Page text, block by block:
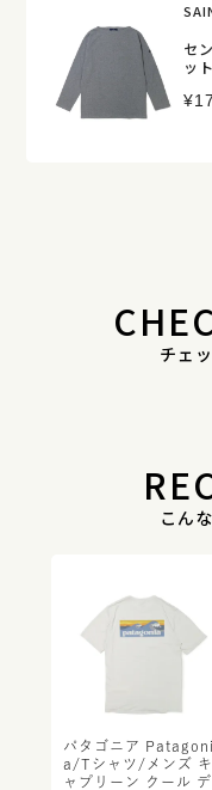
セ
ッ
¥
チェ
こん
パタゴニア Patagoni
a/Tシャツ/メンズ キ
ャプリーン クール デ